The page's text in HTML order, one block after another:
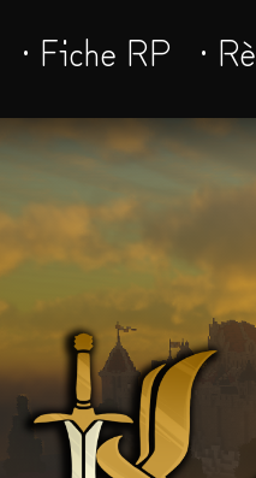
· Fiche RP ·